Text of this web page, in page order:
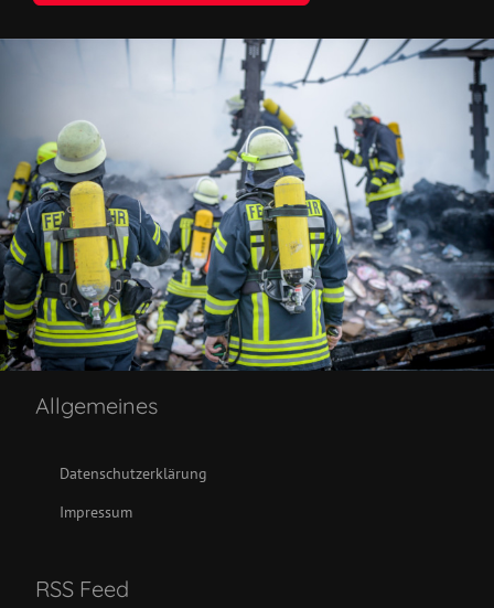
Allgemeines
Datenschutzerklärung
Impressum
RSS Feed